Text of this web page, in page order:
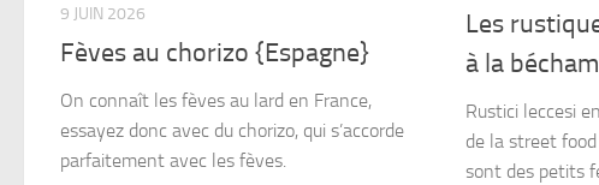
9 JUIN 2026
Fèves au chorizo {Espagne}
On connaît les fèves au lard en France,
essayez donc avec du chorizo, qui s’accorde
parfaitement avec les fèves.
Les
à la
Rustici leccesi
de la street
sont des petits